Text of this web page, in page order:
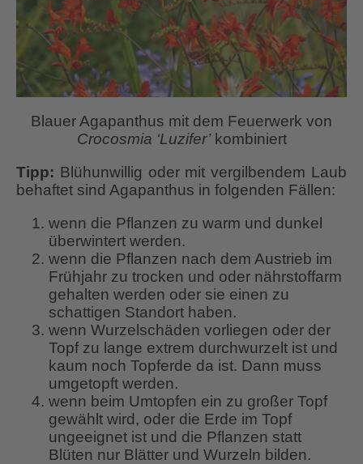
Blauer Agapanthus mit dem Feuerwerk von
Crocosmia ‘Luzifer’kombiniert
Tipp: Blühunwillig oder mit vergilbendem Laub
behaftet sind Agapanthus in folgenden Fällen:
wenn die Pflanzen zu warm und dunkel
überwintert werden.
wenn die Pflanzen nach dem Austrieb im
Frühjahr zu trocken und oder nährstoffarm
gehalten werden oder sie einen zu
schattigen Standort haben.
wenn Wurzelschäden vorliegen oder der
Topf zu lange extrem durchwurzelt ist und
kaum noch Topferde da ist. Dann muss
umgetopft werden.
wenn beim Umtopfen ein zu großer Topf
gewählt wird, oder die Erde im Topf
ungeeignet ist und die Pflanzen statt
Blüten nur Blätter und Wurzeln bilden.